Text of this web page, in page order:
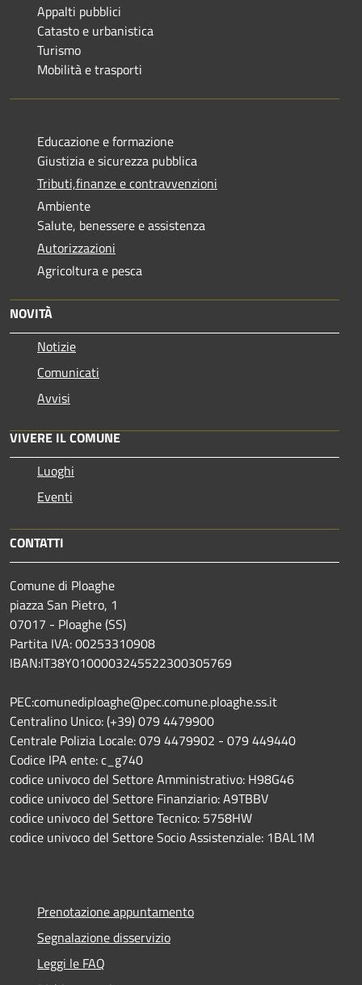
Appalti pubblici
Catasto e urbanistica
Turismo
Mobilità e trasporti
Educazione e formazione
Giustizia e sicurezza pubblica
Tributi,finanze e contravvenzioni
Ambiente
Salute, benessere e assistenza
Autorizzazioni
Agricoltura e pesca
NOVITÀ
Notizie
Comunicati
Avvisi
VIVERE IL COMUNE
Luoghi
Eventi
CONTATTI
Comune di Ploaghe
piazza San Pietro, 1
07017 - Ploaghe (SS)
Partita IVA: 00253310908
IBAN:IT38Y0100003245522300305769
PEC:comunediploaghe@pec.comune.ploaghe.ss.it
Centralino Unico: (+39) 079 4479900
Centrale Polizia Locale: 079 4479902 - 079 449440
Codice IPA ente: c_g740
codice univoco del Settore Amministrativo: H98G46
codice univoco del Settore Finanziario: A9TBBV
codice univoco del Settore Tecnico: 5758HW
codice univoco del Settore Socio Assistenziale: 1BAL1M
Prenotazione appuntamento
Segnalazione disservizio
Leggi le FAQ